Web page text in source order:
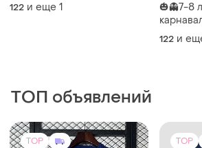
122 и еще 1
🎃👻7-8
скелета
george
122 и
ТОП объявлений
TOP TOP